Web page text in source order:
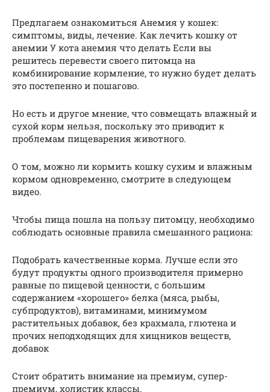
Предлагаем ознакомиться Анемия у кошек:
симптомы, виды, лечение. Как лечить кошку от
анемии У кота анемия что делать Если вы
решитесь перевести своего питомца на
комбинирование кормление, то нужно будет делать
это постепенно и пошагово.
Но есть и другое мнение, что совмещать влажный и
сухой корм нельзя, поскольку это приводит к
проблемам пищеварения животного.
О том, можно ли кормить кошку сухим и влажным
кормом одновременно, смотрите в следующем
видео.
Чтобы пища пошла на пользу питомцу, необходимо
соблюдать основные правила смешанного рациона:
Подобрать качественные корма. Лучше если это
будут продукты одного производителя примерно
равные по пищевой ценности, с большим
содержанием «хорошего» белка (мяса, рыбы,
субпродуктов), витаминами, минимумом
растительных добавок, без крахмала, глютена и
прочих неподходящих для хищников веществ,
добавок
Стоит обратить внимание на премиум, супер-
премиум, холистик классы.